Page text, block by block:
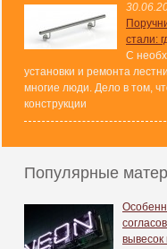
стали:
С
установки и ремонта
многие люди. Дело в том,
конструкции
Популярные
вывесок